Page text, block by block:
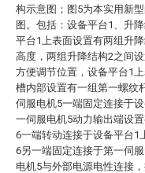
构示意图；图5为本实用新
图。包括：设备平台1、升
平台1上表面设置有两组升
高度，两组升降结构2之间
方便调节位置，设备平台1
槽内部设置有一组第一螺纹
伺服电机5一端固定连接于
一伺服电机5动力输出端设
6一端转动连接于设备平台1
6另一端固定连接于第一伺
电机5与外部电源电性连接